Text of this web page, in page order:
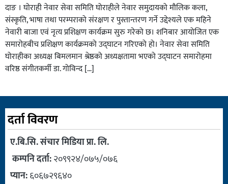
दाङ । घोराही नेवार सेवा समिति घोराहीले नेवार समुदायको मौलिक कला,
संस्कृति, भाषा तथा परम्पराको संरक्षण र पुस्तान्तरण गर्ने उद्देश्यले एक महिने
नेवारी बाजा एवं नृत्य प्रशिक्षण कार्यक्रम सुरु गरेको छ। शनिबार आयोजित एक
समारोहबीच प्रशिक्षण कार्यक्रमको उद्घाटन गरिएको हो। नेवार सेवा समिति
घोराहीका अध्यक्ष बिमलमान श्रेष्ठको अध्यक्षतामा भएको उद्घाटन समारोहमा
वरिष्ठ संगीतकर्मी डा. गोविन्द […]
दर्ता विवरण
ए.बि.सि. संचार मिडिया प्रा. लि.
कम्पनि दर्ता:२०९९२४/०७५/०७६
प्यान:६०६७२९६४०